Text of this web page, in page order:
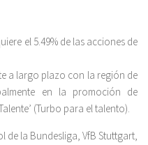
el 5.49% de las acciones de
a largo plazo con la región de
en la promoción de
(Turbo para el talento).
de la Bundesliga, VfB Stuttgart,